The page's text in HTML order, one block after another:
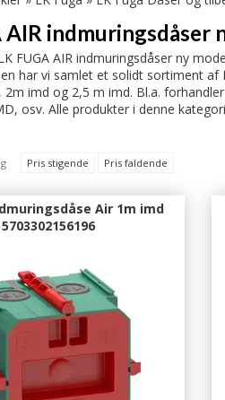
AIR indmuringsdåser
FUGA AIR indmuringsdåser ny
har vi samlet et solidt sortiment af
imd og 2,5 m imd. Bl.a.
osv. Alle produkter i denne
Pris stigende Pris faldende
Air 1m imd
5703302156196